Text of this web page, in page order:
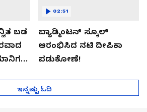
ಬಡ
ಬ್ಯಾಡ್ಮಿಂಟನ್ ಸ್ಕೂಲ್​
ಆರಂಭಿಸಿದ ನಟಿ ದೀಪಿಕಾ
ಪಡುಕೋಣೆ!
02:51
ಇನ್ನಷ್ಟು ಓದಿ